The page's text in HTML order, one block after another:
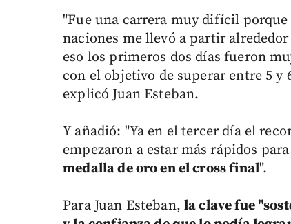
"Fue una carrera muy difícil
naciones me llevó a partir
eso los primeros dos días fueron
con el objetivo de superar entre 5
explicó Juan Esteban.
Y añadió: "Ya en el tercer día el
empezaron a estar más rápidos
medalla de oro en el cross final".
Para Juan Esteban,la clave fue